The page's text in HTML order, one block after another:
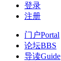
登录
注册
门户Portal
论坛BBS
导读Guide